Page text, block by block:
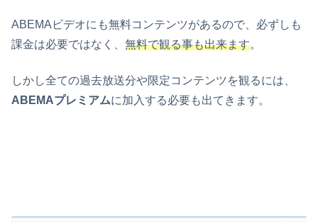
ABEMAビデオにも無料コンテンツがあるので、必ずしも
課金は必要ではなく、 無料で観る事も出来ます。
しかし全ての過去放送分や限定コンテンツを観るには、
ABEMAプレミアムに加入する必要も出てきます。